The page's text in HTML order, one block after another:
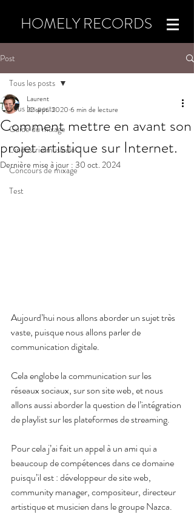
HOMELY RECORDS
Post
Tous les posts
Guide du mixage
L'industrie musicale
Concours de mixage
Test
Tous les posts
Comment mettre en avant son
projet artistique sur Internet.
Laurent
22 sept. 2020 6 min de lecture
Dernière mise à jour : 30 oct. 2024
Aujourd’hui nous allons aborder un sujet très
vaste, puisque nous allons parler de
communication digitale.
Cela englobe la communication sur les
réseaux sociaux, sur son site web, et nous
allons aussi aborder la question de l’intégration
de playlist sur les plateformes de streaming.
Pour cela j’ai fait un appel à un ami qui a
beaucoup de compétences dans ce domaine
puisqu’il est : développeur de site web,
community manager, compositeur, directeur
artistique et musicien dans le groupe Nazca.